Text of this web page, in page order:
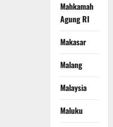
Mahkamah
Agung RI
Makasar
Malang
Malaysia
Maluku